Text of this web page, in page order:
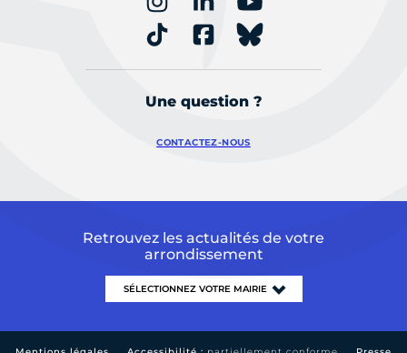
Une question ?
CONTACTEZ-NOUS
Retrouvez les actualités de votre
arrondissement